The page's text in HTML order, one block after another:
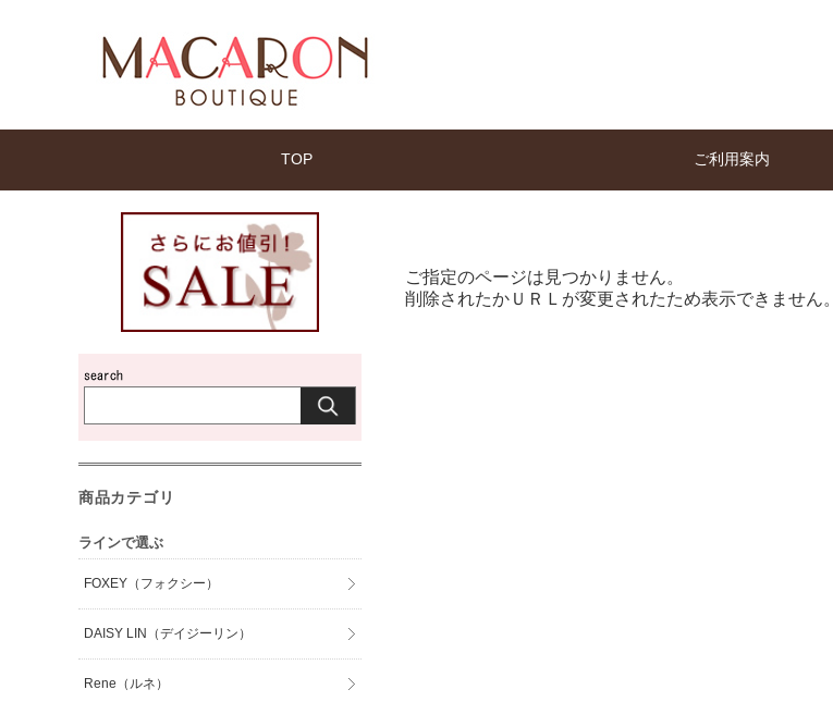
TOP ご利用案内
ご指定のページは見つかりません。
削除されたかＵＲＬが変更されたため表示できません。
商品カテゴリ
ラインで選ぶ
FOXEY（フォクシー）
DAISY LIN（デイジーリン）
Rene（ルネ）